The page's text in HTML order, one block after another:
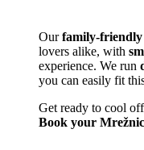
Our family-
lovers alike, with
experience. We run
you can easily fit
Get ready to cool
Book your